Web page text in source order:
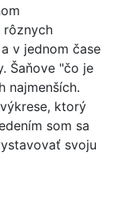
rôznych
v jednom čase
Šaňove "čo je
najmenších.
ktorý
som sa
svoju